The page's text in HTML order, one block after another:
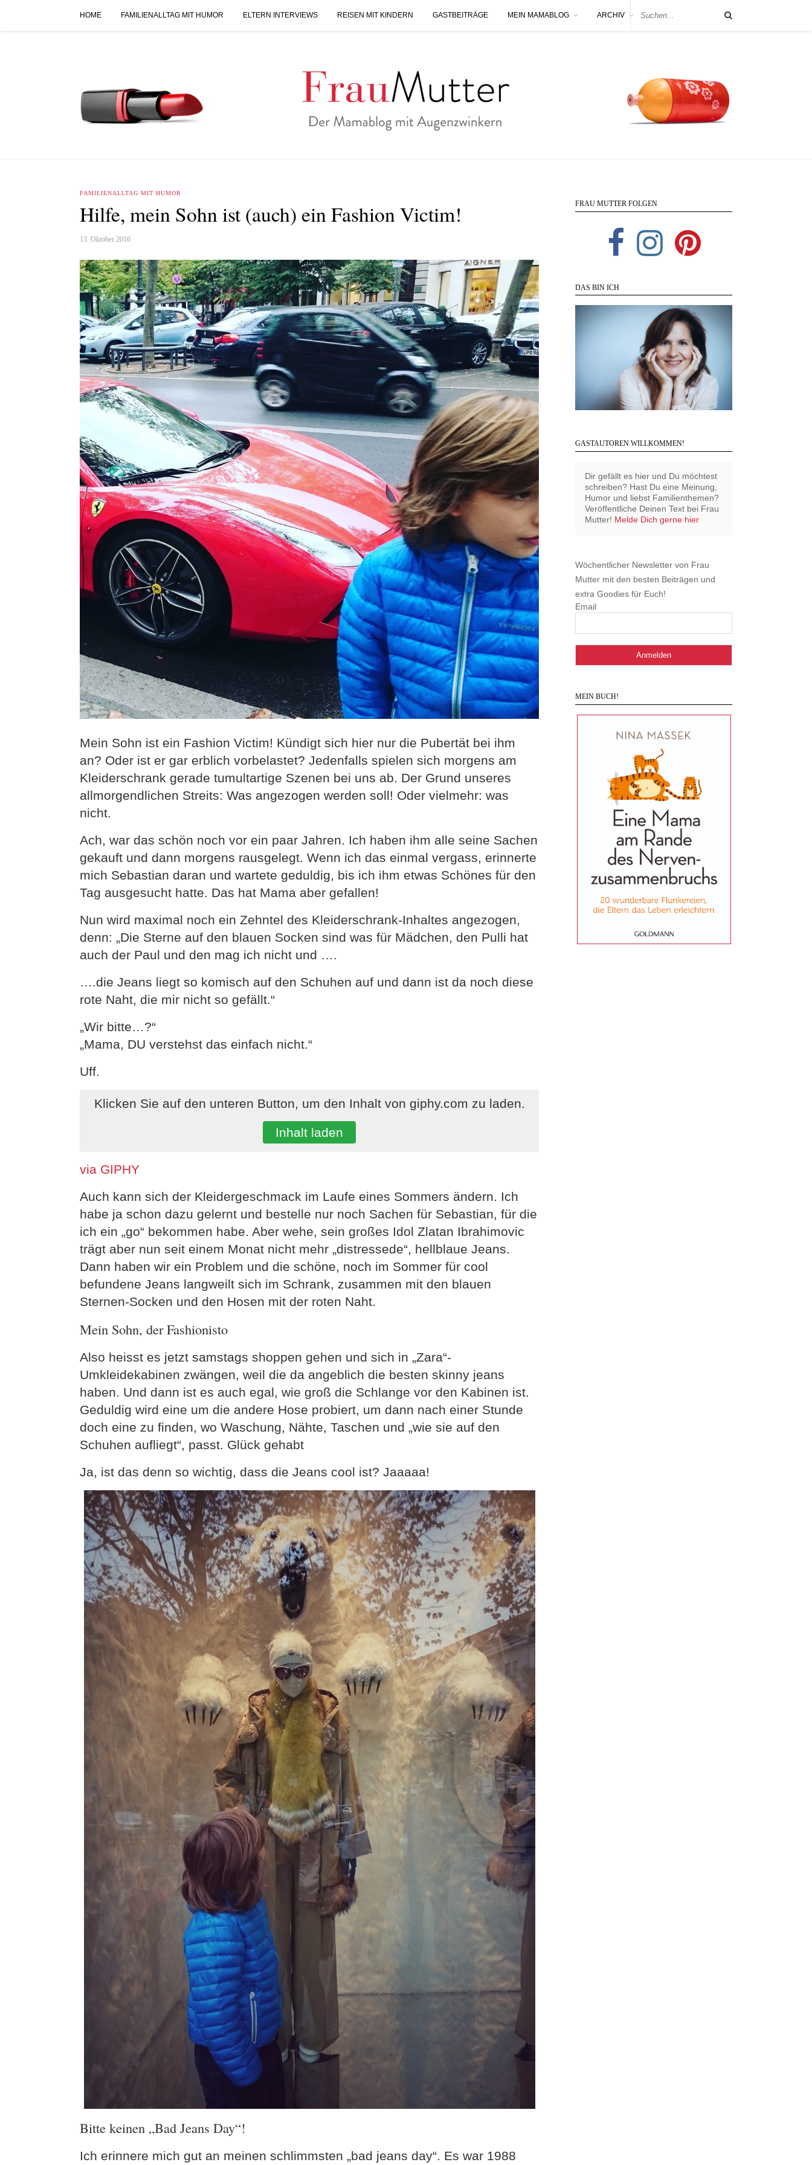
HOME FAMILIENALLTAG MIT HUMOR ELTERN INTERVIEWS REISEN MIT KINDERN GASTBEITRÄGE MEIN MAMABLOG ARCHIV
FAMILIENALLTAG MIT HUMOR
Hilfe, mein Sohn ist (auch) ein Fashion Victim!
13. Oktober 2016
Mein Sohn ist ein Fashion Victim! Kündigt sich hier nur die Pubertät bei ihm
an? Oder ist er gar erblich vorbelastet? Jedenfalls spielen sich morgens am
Kleiderschrank gerade tumultartige Szenen bei uns ab. Der Grund unseres
allmorgendlichen Streits: Was angezogen werden soll! Oder vielmehr: was
nicht.
Ach, war das schön noch vor ein paar Jahren. Ich haben ihm alle seine Sachen
gekauft und dann morgens rausgelegt. Wenn ich das einmal vergass, erinnerte
mich Sebastian daran und wartete geduldig, bis ich ihm etwas Schönes für den
Tag ausgesucht hatte. Das hat Mama aber gefallen!
Nun wird maximal noch ein Zehntel des Kleiderschrank-Inhaltes angezogen,
denn: „Die Sterne auf den blauen Socken sind was für Mädchen, den Pulli hat
auch der Paul und den mag ich nicht und ….
….die Jeans liegt so komisch auf den Schuhen auf und dann ist da noch diese
rote Naht, die mir nicht so gefällt.“
„Wir bitte…?“
„Mama, DU verstehst das einfach nicht.“
Uff.
Klicken Sie auf den unteren Button, um den Inhalt von giphy.com zu laden.
Inhalt laden
via GIPHY
Auch kann sich der Kleidergeschmack im Laufe eines Sommers ändern. Ich
habe ja schon dazu gelernt und bestelle nur noch Sachen für Sebastian, für die
ich ein „go“ bekommen habe. Aber wehe, sein großes Idol Zlatan Ibrahimovic
trägt aber nun seit einem Monat nicht mehr „distressede“, hellblaue Jeans.
Dann haben wir ein Problem und die schöne, noch im Sommer für cool
befundene Jeans langweilt sich im Schrank, zusammen mit den blauen
Sternen-Socken und den Hosen mit der roten Naht.
Mein Sohn, der Fashionisto
Also heisst es jetzt samstags shoppen gehen und sich in „Zara“-
Umkleidekabinen zwängen, weil die da angeblich die besten skinny jeans
haben. Und dann ist es auch egal, wie groß die Schlange vor den Kabinen ist.
Geduldig wird eine um die andere Hose probiert, um dann nach einer Stunde
doch eine zu finden, wo Waschung, Nähte, Taschen und „wie sie auf den
Schuhen aufliegt“, passt. Glück gehabt
Ja, ist das denn so wichtig, dass die Jeans cool ist? Jaaaaa!
Bitte keinen „Bad Jeans Day“!
Ich erinnere mich gut an meinen schlimmsten „bad jeans day“. Es war 1988
FRAU MUTTER FOLGEN
DAS BIN ICH
GASTAUTOREN WILLKOMMEN!
Dir gefällt es hier und Du möchtest
schreiben? Hast Du eine Meinung,
Humor und liebst Familienthemen?
Veröffentliche Deinen Text bei Frau
Mutter! Melde Dich gerne hier
Wöchentlicher Newsletter von Frau
Mutter mit den besten Beiträgen und
extra Goodies für Euch!
Email
MEIN BUCH!